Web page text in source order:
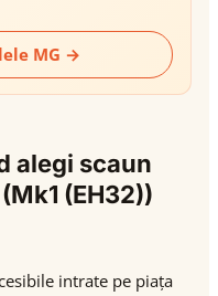
MG →
alegi scaun
(EH32))
intrate pe piața